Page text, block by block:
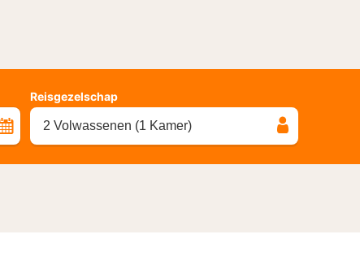
Reisgezelschap
2 Volwassenen (1 Kamer)